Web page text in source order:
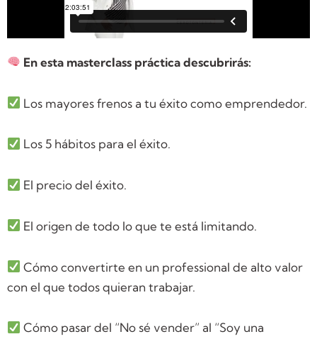
En esta masterclass práctica descubrirás:
Los mayores frenos a tu éxito como emprendedor.
Los 5 hábitos para el éxito.
El precio del éxito.
El origen de todo lo que te está limitando.
Cómo convertirte en un professional de alto valor
con el que todos quieran trabajar.
Cómo pasar del “No sé vender” al “Soy una